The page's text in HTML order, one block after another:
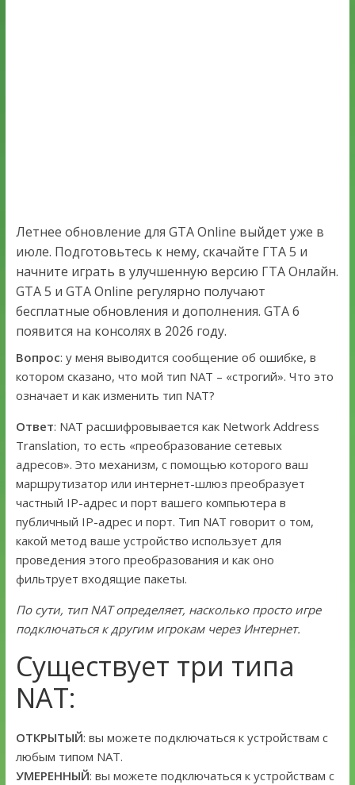
Летнее обновление для GTA Online выйдет уже в
июле. Подготовьтесь к нему, скачайте ГТА 5 и
начните играть в улучшенную версию ГТА Онлайн.
GTA 5 и GTA Online регулярно получают
бесплатные обновления и дополнения. GTA 6
появится на консолях в 2026 году.
Вопрос: у меня выводится сообщение об ошибке, в
котором сказано, что мой тип NAT – «строгий». Что это
означает и как изменить тип NAT?
Ответ: NAT расшифровывается как Network Address
Translation, то есть «преобразование сетевых
адресов». Это механизм, с помощью которого ваш
маршрутизатор или интернет-шлюз преобразует
частный IP-адрес и порт вашего компьютера в
публичный IP-адрес и порт. Тип NAT говорит о том,
какой метод ваше устройство использует для
проведения этого преобразования и как оно
фильтрует входящие пакеты.
По сути, тип NAT определяет, насколько просто игре
подключаться к другим игрокам через Интернет.
Существует три типа
NAT:
ОТКРЫТЫЙ: вы можете подключаться к устройствам с
любым типом NAT.
УМЕРЕННЫЙ: вы можете подключаться к устройствам с